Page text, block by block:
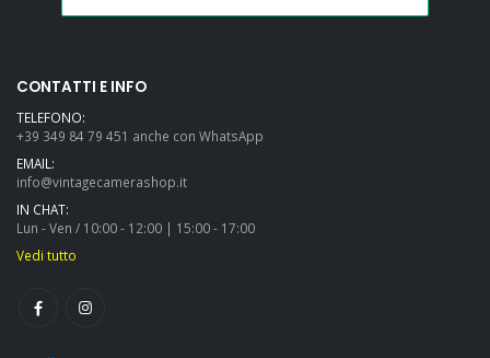
CONTATTI E INFO
TELEFONO:
+39 349 84 79 451 anche con WhatsApp
EMAIL:
info@vintagecamerashop.it
IN CHAT:
Lun - Ven / 10:00 - 12:00 | 15:00 - 17:00
Vedi tutto